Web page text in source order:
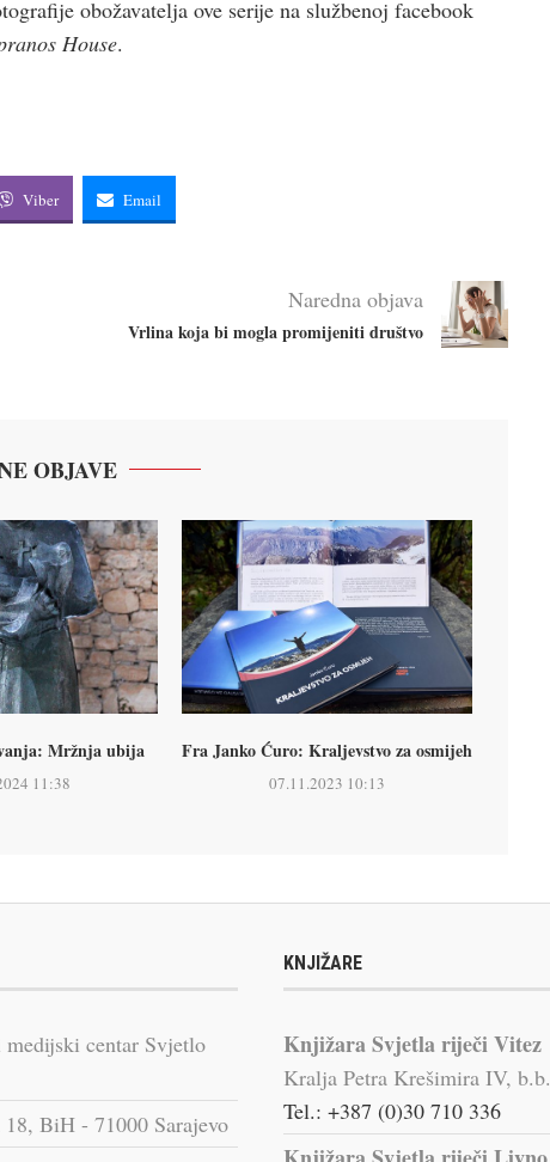
obožavatelja ove serije na službenoj facebook
House.
Viber Email
Naredna objava
Vrlina koja bi mogla promijeniti društvo
OBJAVE
Mržnja ubija
11:38
Fra Janko Ćuro: Kraljevstvo za osmijeh
07.11.2023 10:13
medijski centar Svjetlo
18, BiH - 71000 Sarajevo
KNJIŽARE
Knjižara Svjetla riječi Vitez
Kralja Petra Krešimira IV, b.b.
Tel.: +387 (0)30 710 336